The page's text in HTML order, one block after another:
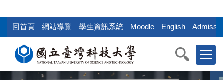
到
回首頁 網站導覽 學生資訊系統 Moodle English